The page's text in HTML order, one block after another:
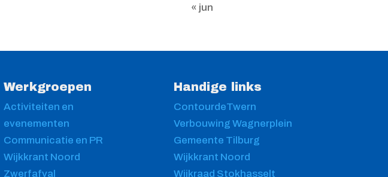
« jun
Werkgroepen
Activiteiten en
evenementen
Communicatie en PR
Wijkkrant Noord
Zwerfafval
Handige links
ContourdeTwern
Verbouwing Wagnerplein
Gemeente Tilburg
Wijkkrant Noord
Wijkraad Stokhasselt